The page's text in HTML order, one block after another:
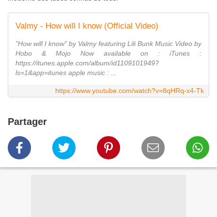
Valmy - How will I know (Official Video)
"How will I know" by Valmy featuring Lili Bunk Music Video by
Hobo & Mojo Now available on : iTunes :
https://itunes.apple.com/album/id1109101949?
ls=1&app=itunes apple music : ...
https://www.youtube.com/watch?v=8qHRq-x4-Tk
Partager